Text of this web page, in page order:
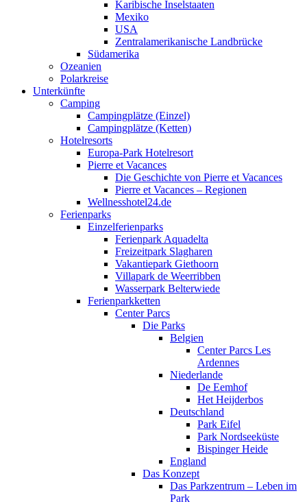
Karibische Inselstaaten
Mexiko
USA
Zentralamerikanische Landbrücke
Südamerika
Ozeanien
Polarkreise
Unterkünfte
Camping
Campingplätze (Einzel)
Campingplätze (Ketten)
Hotelresorts
Europa-Park Hotelresort
Pierre et Vacances
Die Geschichte von Pierre et Vacances
Pierre et Vacances – Regionen
Wellnesshotel24.de
Ferienparks
Einzelferienparks
Ferienpark Aquadelta
Freizeitpark Slagharen
Vakantiepark Giethoorn
Villapark de Weerribben
Wasserpark Belterwiede
Ferienparkketten
Center Parcs
Die Parks
Belgien
Center Parcs Les
Ardennes
Niederlande
De Eemhof
Het Heijderbos
Deutschland
Park Eifel
Park Nordseeküste
Bispinger Heide
England
Das Konzept
Das Parkzentrum – Leben im
Park